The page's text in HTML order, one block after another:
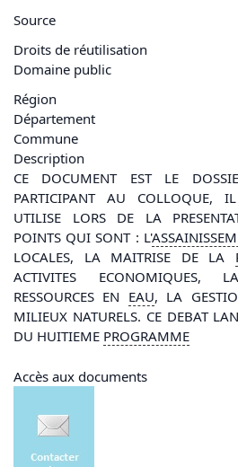
Source
Droits de réutilisation
Domaine public
Région
Département
Commune
Description
CE DOCUMENT EST LE
PARTICIPANT AU COLLOQUE,
UTILISE LORS DE LA
POINTS QUI SONT : L'
LOCALES, LA MAITRISE DE LA
ACTIVITES ECONOMIQUES,
RESSOURCES EN EAU, LA
MILIEUX NATURELS. CE DEBAT
DU HUITIEME PROGRAMME
Accès aux documents